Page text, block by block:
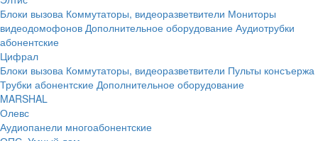
Блоки вызова Коммутаторы, видеоразветвители Мониторы
видеодомофонов Дополнительное оборудование Аудиотрубки
абонентские
Цифрал
Блоки вызова Коммутаторы, видеоразветвители Пульты консъержа
Трубки абонентские Дополнительное оборудование
MARSHAL
Олевс
Аудиопанели многоабонентские